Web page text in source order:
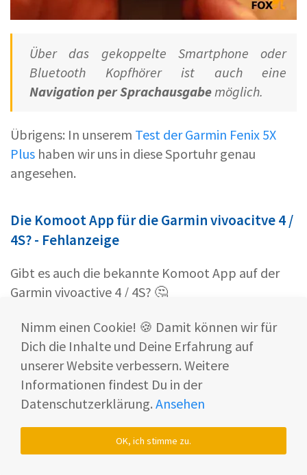
Über das gekoppelte Smartphone oder
Bluetooth Kopfhörer ist auch eine
Navigation per Sprachausgabemöglich.
Übrigens: In unserem Test der Garmin Fenix 5X
Plus haben wir uns in diese Sportuhr genau
angesehen.
Die Komoot App für die Garmin vivoacitve 4 /
4S? - Fehlanzeige
Gibt es auch die bekannte Komoot App auf der
Garmin vivoactive 4 / 4S? 🤔
Komoot zählt nämlich zu denbeliebtesten Apps
für Wanderer und Outdoor-Enthusiasten.
Hier gibts noch mehr vorgefertigte Strecken.
Zusätzlich kannst Du natürlich auch
Auf der Garmin vivoactive 4 / 4S lässt sich die
Nimm einen Cookie! 🍪 Damit können wir für
Dich die Inhalte und Deine Erfahrung auf
unserer Website verbessern. Weitere
Informationen findest Du in der
Datenschutzerklärung. Ansehen
OK, ich stimme zu.